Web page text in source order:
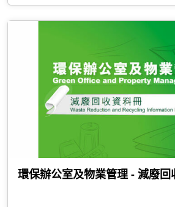
環保辦公室及物業管理 - 減廢回